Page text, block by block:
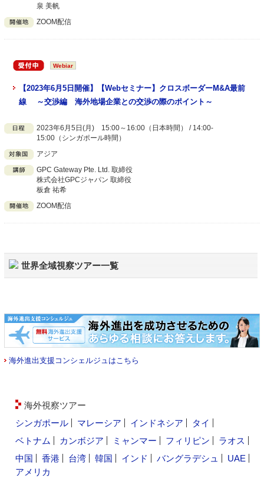
泉 美帆
ZOOM配信
Webiar
【2023年6月5日開催】【Webセミナー】クロスボーダーM&A最前
線 ～交渉編 海外地場企業との交渉の際のポイント～
2023年6月5日(月) 15:00～16:00（日本時間） / 14:00-
15:00（シンガポール時間）
アジア
GPC Gateway Pte. Ltd. 取締役
株式会社GPCジャパン 取締役
板倉 祐希
ZOOM配信
世界全域視察ツアー一覧
海外進出支援コンシェルジュはこちら
海外視察ツアー
シンガポール
マレーシア インドネシア
タイ
ベトナム
カンボジア ミャンマー フィリピン
ラオス
中国
香港 台湾 韓国 インド バングラデシュ
UAE
アメリカ